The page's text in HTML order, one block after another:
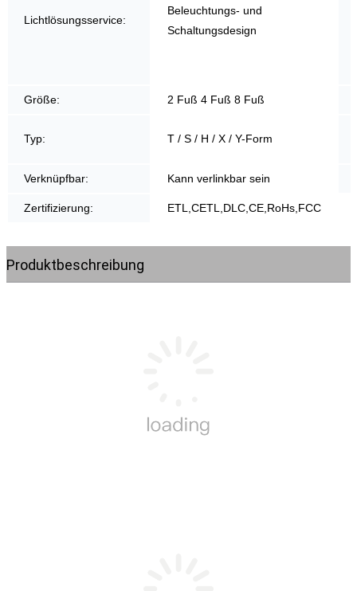
Lichtlösungsservice:
Beleuchtungs- und
Schaltungsdesign
Größe: 2 Fuß 4 Fuß 8 Fuß
Typ: T / S / H / X / Y-Form
Verknüpfbar: Kann verlinkbar sein
Zertifizierung: ETL,CETL,DLC,CE,RoHs,FCC
Produktbeschreibung